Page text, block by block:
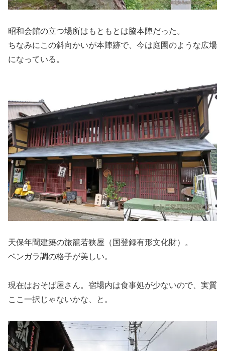
昭和会館の立つ場所はもともとは脇本陣だった。
ちなみにこの斜向かいが本陣跡で、今は庭園のような広場
になっている。
天保年間建築の旅籠若狭屋（国登録有形文化財）。
ベンガラ調の格子が美しい。
現在はおそば屋さん。宿場内は食事処が少ないので、実質
ここ一択じゃないかな、と。